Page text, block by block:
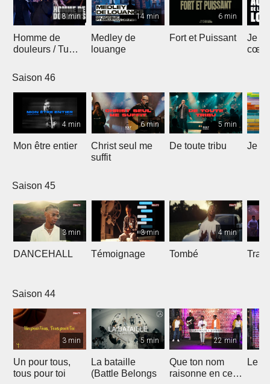
8 min
Homme de
douleurs / Tu
14 min
Medley de
louange
6 min
Fort et Puissant
Je
cœur
Saison 46
4 min
Mon être entier
6 min
Christ seul me
suffit
5 min
De toute tribu Je
Saison 45
3 min
DANCEHALL
3 min
Témoignage
4 min
Tombé
Saison 44
3 min
Un pour tous,
tous pour toi
5 min
La bataille
(Battle Belongs
22 min
Que ton nom
raisonne en ce
Le